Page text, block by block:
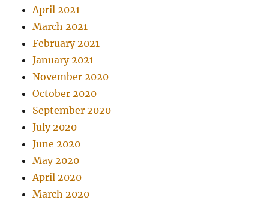
April 2021
March 2021
February 2021
January 2021
November 2020
October 2020
September 2020
July 2020
June 2020
May 2020
April 2020
March 2020